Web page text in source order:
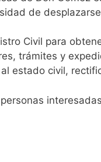
de
Civil para
trámites y
estado civil,